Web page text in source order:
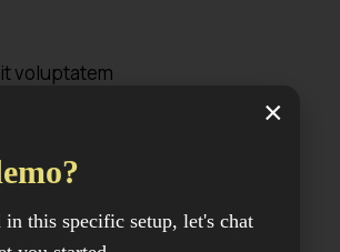
voluptatem
eaque ipsa,
elit, sed do
×
this specific setup, let's chat